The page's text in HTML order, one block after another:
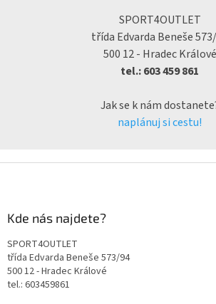
SPORT4OUTLET
třída Edvarda Beneše
500 12 - Hradec Králové
tel.: 603 459 861
Jak se k nám
naplánuj si cestu!
Kde nás najdete?
SPORT4OUTLET
třída Edvarda Beneše 573/94
500 12 - Hradec Králové
tel.: 603459861